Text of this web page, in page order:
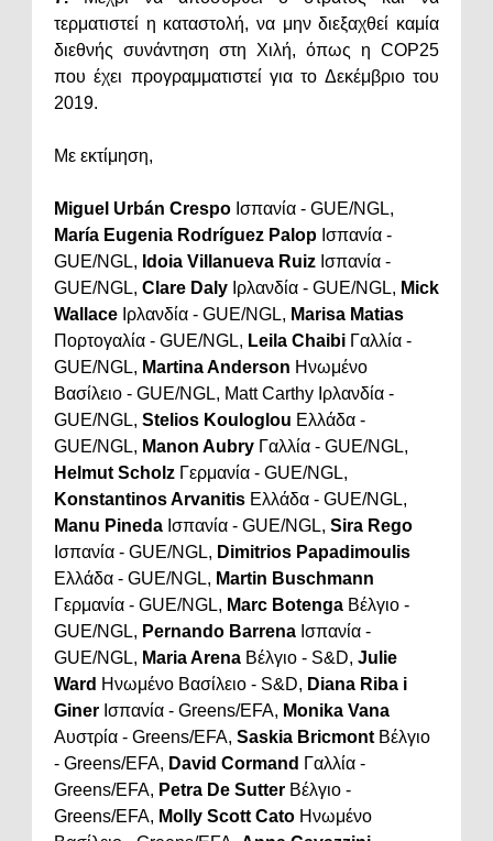
τερματιστεί η καταστολή, να μην διεξαχθεί καμία
διεθνής συνάντηση στη Χιλή, όπως η COP25
που έχει προγραμματιστεί για το Δεκέμβριο του
2019.
Με εκτίμηση,
Miguel Urbán Crespo Ισπανία - GUE/NGL,
María Eugenia Rodríguez Palop Ισπανία -
GUE/NGL, Idoia Villanueva Ruiz Ισπανία -
GUE/NGL, Clare Daly Ιρλανδία - GUE/NGL, Mick
Wallace Ιρλανδία - GUE/NGL, Marisa Matias
Πορτογαλία - GUE/NGL, Leila Chaibi Γαλλία -
GUE/NGL, Martina Anderson Ηνωμένο
Βασίλειο - GUE/NGL, Matt Carthy Ιρλανδία -
GUE/NGL, Stelios Kouloglou Ελλάδα -
GUE/NGL, Manon Aubry Γαλλία - GUE/NGL,
Helmut Scholz Γερμανία - GUE/NGL,
Konstantinos Arvanitis Ελλάδα - GUE/NGL,
Manu Pineda Ισπανία - GUE/NGL, Sira Rego
Ισπανία - GUE/NGL, Dimitrios Papadimoulis
Ελλάδα - GUE/NGL, Martin Buschmann
Γερμανία - GUE/NGL, Marc Botenga Βέλγιο -
GUE/NGL, Pernando Barrena Ισπανία -
GUE/NGL, Maria Arena Βέλγιο - S&D, Julie
Ward Ηνωμένο Βασίλειο - S&D, Diana Riba i
Giner Ισπανία - Greens/EFA, Monika Vana
Αυστρία - Greens/EFA, Saskia Bricmont Βέλγιο
- Greens/EFA, David Cormand Γαλλία -
Greens/EFA, Petra De Sutter Βέλγιο -
Greens/EFA, Molly Scott Cato Ηνωμένο